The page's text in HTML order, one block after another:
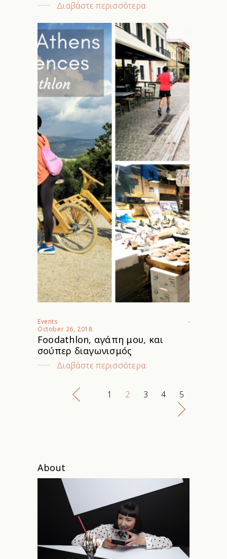
Διαβάστε περισσότερα
Events
October 26, 2018
Foodathlon, αγάπη μου, και
σούπερ διαγωνισμός
Διαβάστε περισσότερα
1 2 3 4 5
About